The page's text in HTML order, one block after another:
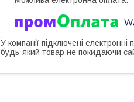
У компанії підключені
будь-який товар не покидаючи